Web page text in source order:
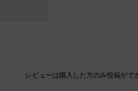
レビューは購入した方のみ投稿がで